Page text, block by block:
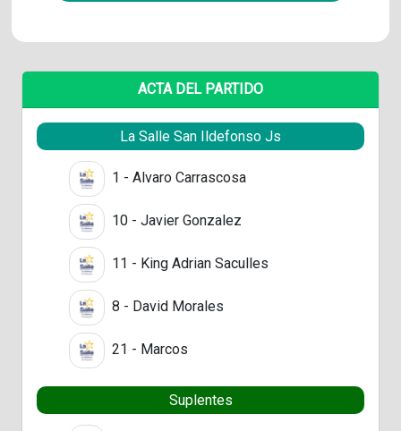
ACTA DEL PARTIDO
La Salle San Ildefonso Js
1 - Alvaro Carrascosa
10 - Javier Gonzalez
11 - King Adrian Saculles
8 - David Morales
21 - Marcos
Suplentes